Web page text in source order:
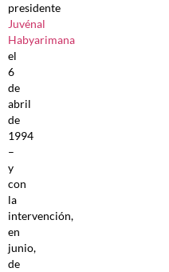
presidente
Juvénal
Habyarimana
el
6
de
abril
de
1994
–
y
con
la
intervención,
en
junio,
de